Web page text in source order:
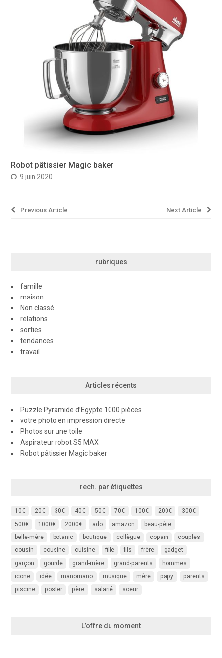
Robot pâtissier Magic baker
9 juin 2020
Navigation
Next Article
Previous Article
rubriques
famille
maison
Non classé
relations
sorties
tendances
travail
Articles récents
Puzzle Pyramide d’Egypte 1000 pièces
votre photo en impression directe
Photos sur une toile
Aspirateur robot S5 MAX
Robot pâtissier Magic baker
rech. par étiquettes
10€ 20€ 30€ 40€ 50€ 70€ 100€ 200€
300€
500€
1000€ 2000€ ado amazon
beau-père
belle-mère
botanic boutique collègue copain
couples
cousin
cousine cuisine fille fils frère
gadget
garçon
gourde grand-mère grand-parents
hommes
icone
idée manomano musique mère papy
parents
piscine
poster père salarié soeur
L’offre du moment